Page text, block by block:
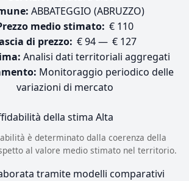
ABBATEGGIO (ABRUZZO)
medio stimato: € 110
di prezzo: € 94 — € 127
Analisi dati territoriali aggregati
Monitoraggio periodico delle
variazioni di mercato
della stima Alta
è determinato dalla coerenza della
al valore medio stimato nel territorio.
tramite modelli comparativi